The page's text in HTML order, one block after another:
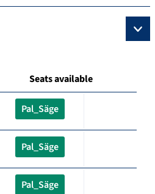
Seats available
Pal_Säge
Pal_Säge
Pal_Säge